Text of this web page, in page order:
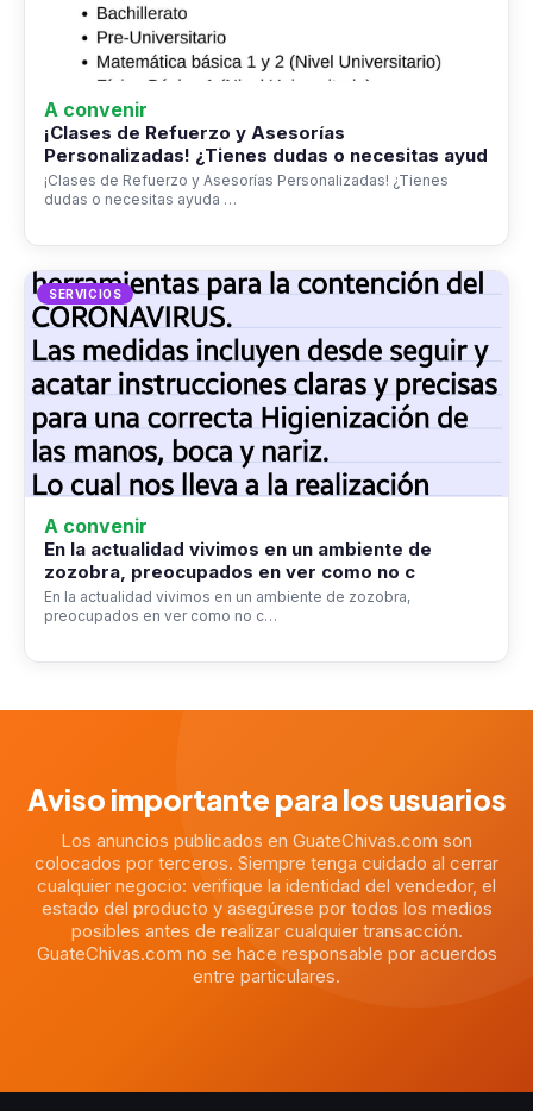
A convenir
¡Clases de Refuerzo y Asesorías
Personalizadas! ¿Tienes dudas o necesitas ayud
¡Clases de Refuerzo y Asesorías Personalizadas! ¿Tienes
dudas o necesitas ayuda …
SERVICIOS
A convenir
En la actualidad vivimos en un ambiente de
zozobra, preocupados en ver como no c
En la actualidad vivimos en un ambiente de zozobra,
preocupados en ver como no c…
Aviso importante para los usuarios
Los anuncios publicados en GuateChivas.com son
colocados por terceros. Siempre tenga cuidado al cerrar
cualquier negocio: verifique la identidad del vendedor, el
estado del producto y asegúrese por todos los medios
posibles antes de realizar cualquier transacción.
GuateChivas.com no se hace responsable por acuerdos
entre particulares.